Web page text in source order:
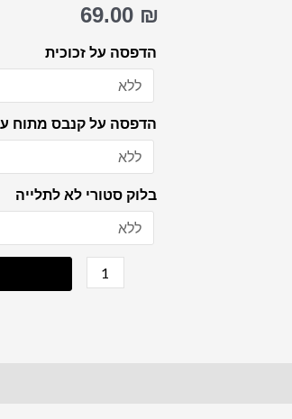
69.00 ₪
הדפסה על זכוכית
הדפסה על קנבס מתוח
בלוק סטורי לא לתלייה
שמעון
בר
יוחאי
להדפסה
על
קנבס
זכוכית